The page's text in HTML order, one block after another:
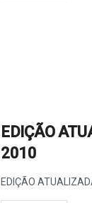
EDIÇÃO
2010
EDIÇÃO